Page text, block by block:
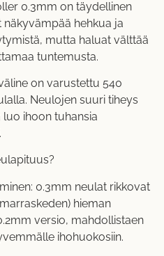
0.3mm on täydellinen
hehkua ja
mutta haluat välttää
tuntemusta.
on varustettu 540
Neulojen suuri tiheys
luo ihoon tuhansia
0.3mm neulat rikkovat
hieman
versio, mahdollistaen
ihohuokosiin.